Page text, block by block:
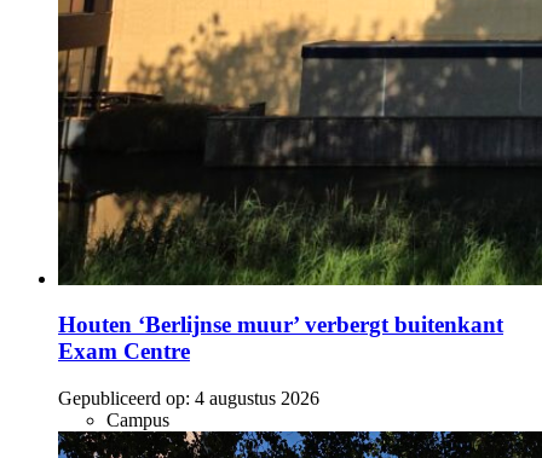
Houten ‘Berlijnse muur’ verbergt buitenkant
Exam Centre
Gepubliceerd op: 4 augustus 2026
Campus